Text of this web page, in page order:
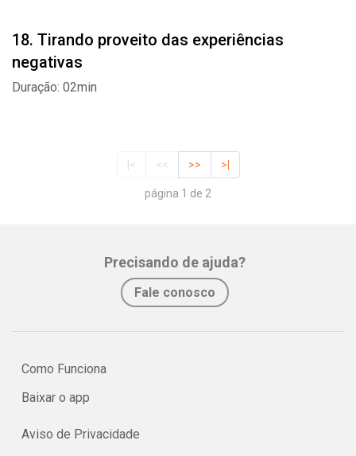
18. Tirando proveito das experiências
negativas
Duração: 02min
|< << >> >|
página 1 de 2
Precisando de ajuda?
Fale conosco
Como Funciona
Baixar o app
Aviso de Privacidade